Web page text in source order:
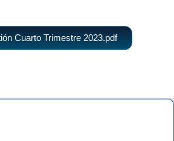
Cuarto Trimestre 2023.pdf